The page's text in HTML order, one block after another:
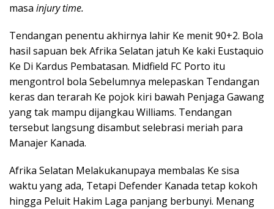
masa injury time.
Tendangan penentu akhirnya lahir Ke menit 90+2. Bola
hasil sapuan bek Afrika Selatan jatuh Ke kaki Eustaquio
Ke Di Kardus Pembatasan. Midfield FC Porto itu
mengontrol bola Sebelumnya melepaskan Tendangan
keras dan terarah Ke pojok kiri bawah Penjaga Gawang
yang tak mampu dijangkau Williams. Tendangan
tersebut langsung disambut selebrasi meriah para
Manajer Kanada.
Afrika Selatan Melakukanupaya membalas Ke sisa
waktu yang ada, Tetapi Defender Kanada tetap kokoh
hingga Peluit Hakim Laga panjang berbunyi. Menang